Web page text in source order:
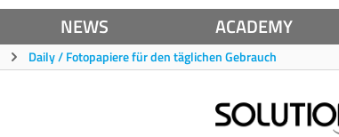
NEWS ACADEMY
Daily / Fotopapiere für den täglichen Gebrauch